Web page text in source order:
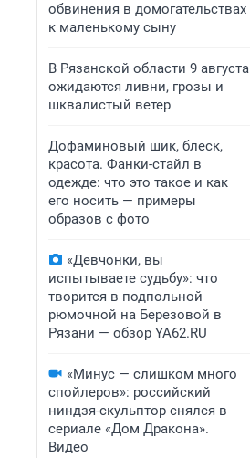
обвинения в домогательствах
к маленькому сыну
В Рязанской области 9 августа
ожидаются ливни, грозы и
шквалистый ветер
Дофаминовый шик, блеск,
красота. Фанки-стайл в
одежде: что это такое и как
его носить — примеры
образов с фото
«Девчонки, вы
испытываете судьбу»: что
творится в подпольной
рюмочной на Березовой в
Рязани — обзор YA62.RU
«Минус — слишком много
спойлеров»: российский
ниндзя-скульптор снялся в
сериале «Дом Дракона».
Видео